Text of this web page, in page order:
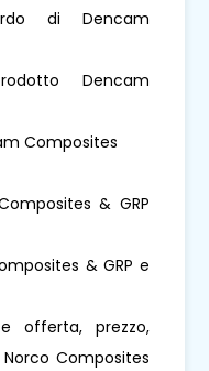
di Dencam
Dencam
Composites
& GRP
& GRP e
offerta, prezzo,
Composites